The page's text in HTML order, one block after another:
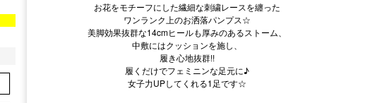
お花をモチーフにした繊細な刺繍レースを纏った
ワンランク上のお洒落パンプス☆
美脚効果抜群な14cmヒールも厚みのあるストーム、
中敷にはクッションを施し、
履き心地抜群!!
履くだけでフェミニンな足元に♪
女子力UPしてくれる1足です☆